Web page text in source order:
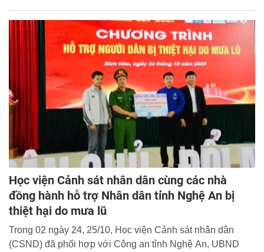
Học viện Cảnh sát nhân dân cùng các nhà
đồng hành hỗ trợ Nhân dân tỉnh Nghệ An bị
thiệt hại do mưa lũ
Trong 02 ngày 24, 25/10, Học viện Cảnh sát nhân dân
(CSND) đã phối hợp với Công an tỉnh Nghệ An, UBND